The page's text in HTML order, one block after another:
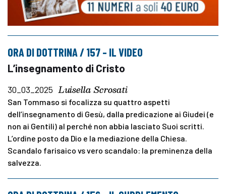
ORA DI DOTTRINA / 157 – IL VIDEO
L’insegnamento di Cristo
30_03_2025 Luisella Scrosati
San Tommaso si focalizza su quattro aspetti
dell’insegnamento di Gesù, dalla predicazione ai Giudei (e
non ai Gentili) al perché non abbia lasciato Suoi scritti.
L’ordine posto da Dio e la mediazione della Chiesa.
Scandalo farisaico vs vero scandalo: la preminenza della
salvezza.